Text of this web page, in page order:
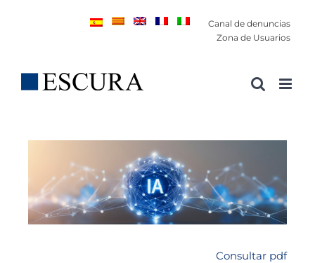
Canal de denuncias
Zona de Usuarios
Consultar pdf